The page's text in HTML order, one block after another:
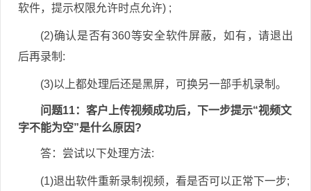
软件，提示权限允许时点允许) ;
(2)确认是否有360等安全软件屏蔽，如有，请退出
后再录制:
(3)以上都处理后还是黑屏，可换另一部手机录制。
问题11：客户上传视频成功后，下一步提示“视频文
字不能为空”是什么原因?
答：尝试以下处理方法:
(1)退出软件重新录制视频，看是否可以正常下一步;